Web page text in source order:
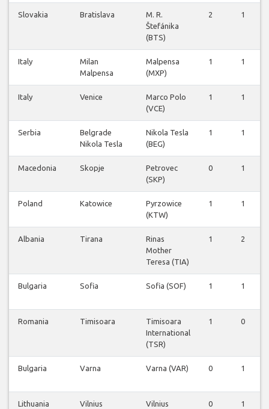
Slovakia Bratislava
M. R.
Štefánika
(BTS)
2 1
Italy
Milan
Malpensa
Malpensa
(MXP)
1 1
Italy Venice
Marco Polo
(VCE)
1 1
Serbia
Belgrade
Nikola Tesla
Nikola Tesla
(BEG)
1 1
Macedonia Skopje
Petrovec
(SKP)
0 1
Poland Katowice
Pyrzowice
(KTW)
1 1
Albania Tirana
Rinas
Mother
Teresa (TIA)
1 2
Bulgaria Sofia Sofia (SOF) 1 1
Romania Timisoara
Timisoara
International
(TSR)
1 0
Bulgaria Varna Varna (VAR) 0 1
Lithuania Vilnius
Vilnius
0 1